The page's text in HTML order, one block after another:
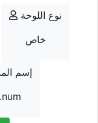
نوع اللوحة
خاص
إسم